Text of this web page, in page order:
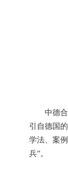
中德
引自德国
学法、案
兵”。